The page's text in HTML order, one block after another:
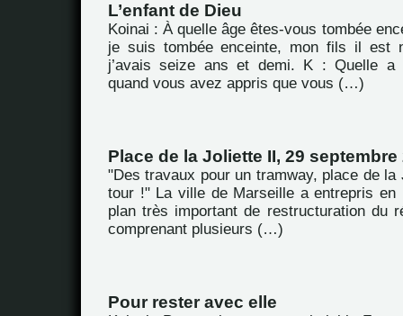
L’enfant de Dieu
Koinai : À quelle âge êtes-vous tombée
je suis tombée enceinte, mon fils il est
j’avais seize ans et demi. K : Quelle a
quand vous avez appris que vous (…)
Place de la Joliette II, 29 septembre
"Des travaux pour un tramway, place de
tour !" La ville de Marseille a entrepris en
plan très important de restructuration du
comprenant plusieurs (…)
Pour rester avec elle